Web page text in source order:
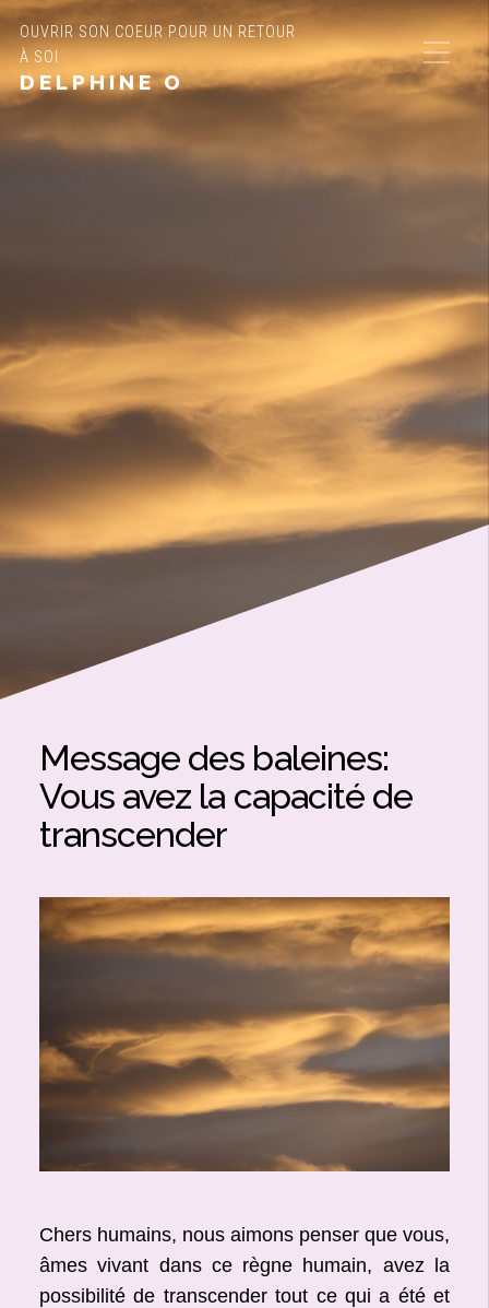
OUVRIR SON COEUR POUR UN RETOUR
À SOI
DELPHINE O
Message des baleines:
Vous avez la capacité de
transcender
Chers humains, nous aimons penser que vous,
âmes vivant dans ce règne humain, avez la
possibilité de transcender tout ce qui a été et